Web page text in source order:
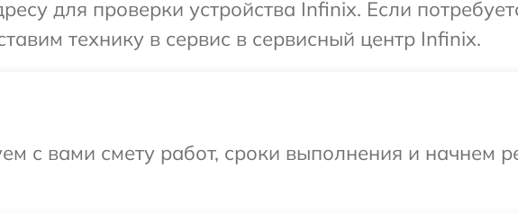
для проверки устройства Infinix. Если
технику в сервис в сервисный центр Infinix.
с вами смету работ, сроки выполнения и начнем